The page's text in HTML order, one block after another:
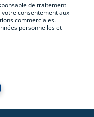
de traitement
votre consentement aux
commerciales.
personnelles et